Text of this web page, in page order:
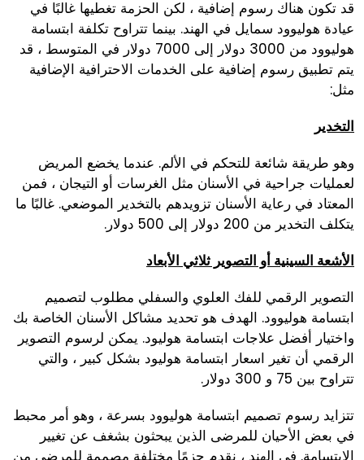
قد تكون هناك رسوم إضافية ، لكن الحزمة تغطيها غالبًا في
عيادة هوليوود سمايل في الهند. بينما تتراوح تكلفة ابتسامة
هوليوود من 3000 دولار إلى 7000 دولار في المتوسط ، قد
يتم تطبيق رسوم إضافية على الخدمات الاحترافية الإضافية
مثل:
التخدير
وهو طريقة شائعة للتحكم في الألم. عندما يخضع المريض
لعمليات جراحية في الأسنان مثل الغرسات أو التيجان ، فمن
المعتاد في رعاية الأسنان تزويدهم بالتخدير الموضعي. غالبًا ما
يتكلف التخدير من 200 دولار إلى 500 دولار.
الأشعة السينية أو التصوير ثلاثي الأبعاد
التصوير الرقمي للفك العلوي والسفلي مطلوب لتصميم
ابتسامة هوليوود. الهدف هو تحديد مشاكل الأسنان الخاصة بك
واختيار أفضل علاجات ابتسامة هوليود. يمكن لرسوم التصوير
الرقمي أن تغير اسعار ابتسامة هوليود بشكل كبير ، والتي
تتراوح بين 75 و 300 دولار.
تتزايد رسوم تصميم ابتسامة هوليوود بسرعة ، وهو أمر محبط
في بعض الأحيان للمرضى الذين يبحثون بشغف عن تغيير